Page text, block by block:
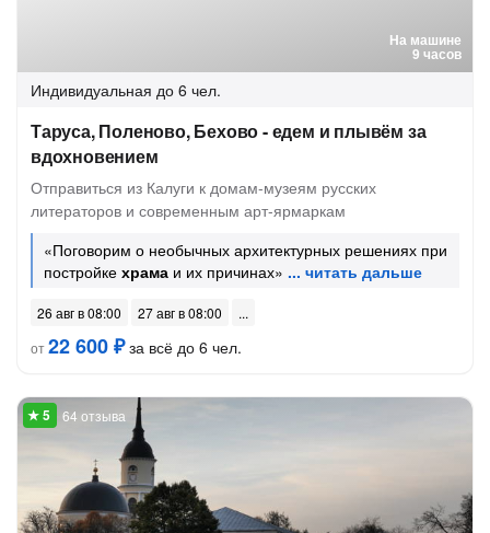
На машине
9 часов
Индивидуальная до 6 чел.
Таруса, Поленово, Бехово - едем и плывём за
вдохновением
Отправиться из Калуги к домам-музеям русских
литераторов и современным арт-ярмаркам
«Поговорим о необычных архитектурных решениях при
постройке храма и их причинах»
26 авг в 08:00
27 авг в 08:00
от22 600 ₽за всё до 6 чел.
64 отзыва